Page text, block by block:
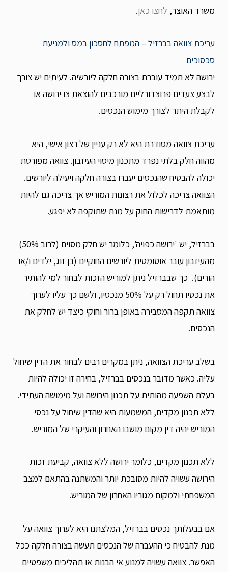
משרד האוצר, לחצו כאן.
עריכת צוואה בברזיל – המפתח לחסכון במס ולמניעת
סכסוכים
ירושה לא תמיד עוברת בצורה חלקה ליורשיה. לעיתים יש צורך
לבצע צעדים פרוצדורליים מורכבים להוצאת צו ירושה או
לקבלת היתר לצורך מימוש הנכסים.
עריכת צוואה מסודרת היא לא רק עניין של רצון אישי, היא
מהווה חלק בלתי נפרד מתכנון מיסוי העיזבון. צוואה מפורטת
יכולה להבטיח שהנכסים יעברו בצורה חלקה ויעילה ליורשים.
הצוואה צריכה לכלול את רצונות המוריש אך צריכה גם להיות
מותאמת לדרישות החוק על מנת שתוקפה לא יפגע.
בברזיל, יש 'ירושה כפויה', כלומר יש חלק מסוים (לרוב 50%)
מהעיזבון עובר אוטומטית ליורשים החוקיים (בן זוג, ילדים ו/או
הורים). כך שבברזיל ניתן למוריש הזכות לבחור למי להותיר
את נכסיו תחול רק על 50% מנכסיו, ולשם כך עליו לערוך
צוואה תקפה המסבירה באופן ברור וחוקי כיצד יש לחלק את
הנכסים.
בשלב עריכת הצוואה, ניתן במקרים רבים לבחור את הדין שיחול
עליה. כאשר מדובר בנכסים בברזיל, בחירה זו יכולה להיות
בעלת השפעה מהותית על תכנון הירושה ועל מימושה העתידי.
ללא תכנון מקדים, המשמעות היא שהדין שיחול על נכסי
המוריש יהיה דין מקום מושבו האחרון והעיקרי של המוריש.
ללא תכנון מקדים, כלומר ירושה ללא צוואה, קביעת זכות
הירושה עשויה להיות מסובכת יותר והמשתנה בהתאם למצב
המשפחתי ולמקום מגוריו האחרון של המוריש.
אם בבעלותך נכסים בברזיל, המלצתנו היא לערוך צוואה על
מנת להבטיח כי ההעברה של הנכסים תעשה בצורה חלקה ככל
האפשר. צוואה עשויה למנוע אי הבנות או תהליכים משפטיים